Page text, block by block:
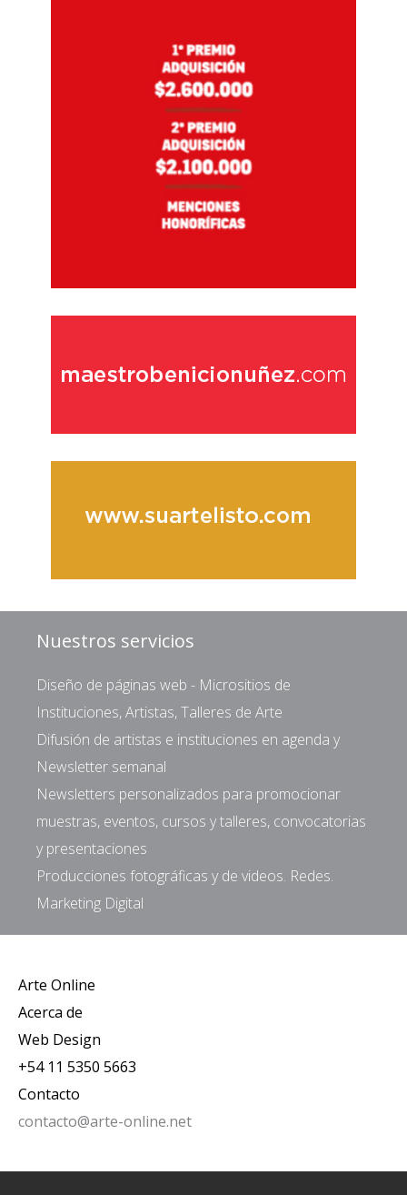
Nuestros servicios
Diseño de páginas web - Micrositios de
Instituciones, Artistas, Talleres de Arte
Difusión de artistas e instituciones en agenda y
Newsletter semanal
Newsletters personalizados para promocionar
muestras, eventos, cursos y talleres, convocatorias
y presentaciones
Producciones fotográficas y de videos. Redes.
Marketing Digital
Arte Online
Acerca de
Web Design
+54 11 5350 5663
Contacto
contacto@arte-online.net